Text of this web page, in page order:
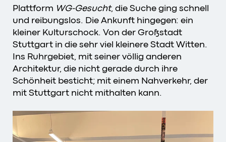
Plattform WG-Gesucht, die Suche ging schnell
und reibungslos. Die Ankunft hingegen: ein
kleiner Kulturschock. Von der Großstadt
Stuttgart in die sehr viel kleinere Stadt Witten.
Ins Ruhrgebiet, mit seiner völlig anderen
Architektur, die nicht gerade durch ihre
Schönheit besticht; mit einem Nahverkehr, der
mit Stuttgart nicht mithalten kann.